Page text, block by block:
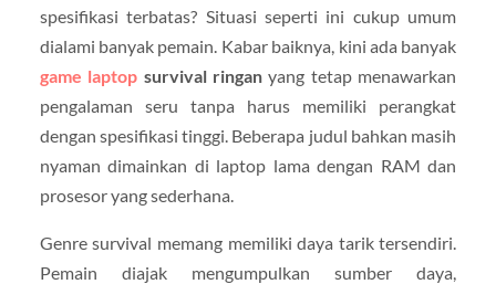
spesifikasi terbatas? Situasi seperti ini cukup umum
dialami banyak pemain. Kabar baiknya, kini ada banyak
game laptop survival ringan yang tetap menawarkan
pengalaman seru tanpa harus memiliki perangkat
dengan spesifikasi tinggi. Beberapa judul bahkan masih
nyaman dimainkan di laptop lama dengan RAM dan
prosesor yang sederhana.
Genre survival memang memiliki daya tarik tersendiri.
Pemain diajak mengumpulkan sumber daya,